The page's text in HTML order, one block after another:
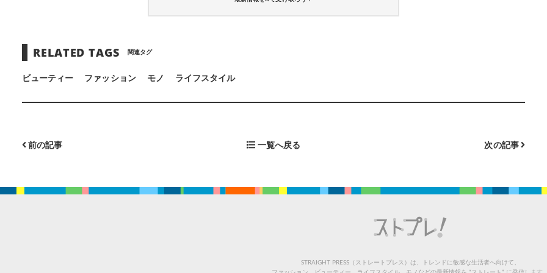
RELATED TAGS 関連タグ
ビューティー ファッション モノ ライフスタイル
前の記事 一覧へ戻る 次の記事
STRAIGHT PRESS（ストレートプレス）は、トレンドに敏感な生活者へ向けて、